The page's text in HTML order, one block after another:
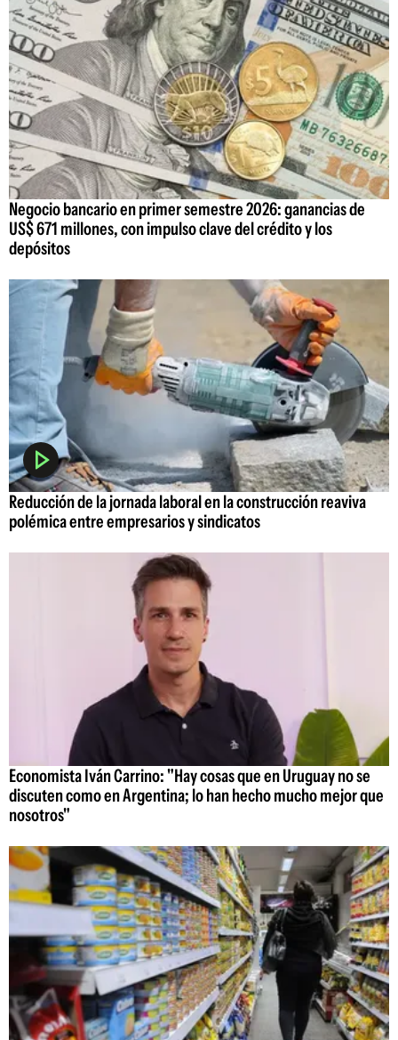
Negocio bancario en primer semestre 2026: ganancias de
US$ 671 millones, con impulso clave del crédito y los
depósitos
Reducción de la jornada laboral en la construcción reaviva
polémica entre empresarios y sindicatos
Economista Iván Carrino: "Hay cosas que en Uruguay no se
discuten como en Argentina; lo han hecho mucho mejor que
nosotros"